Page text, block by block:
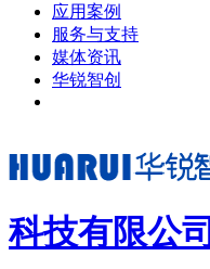
应用案例
服务与支持
媒体资讯
华锐智创
科技有限公司